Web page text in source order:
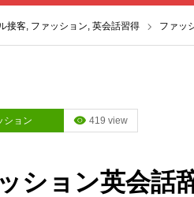
接客, ファッション, 英会話習得 ファッ
ション 419 view
ション英会話